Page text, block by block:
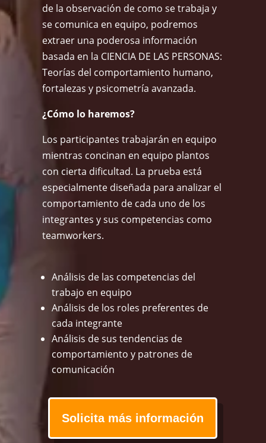
de la observación de como se trabaja y
se comunica en equipo, podremos
extraer una poderosa información
basada en la CIENCIA DE LAS PERSONAS:
Teorías del comportamiento humano,
fortalezas y psicometría avanzada.
¿Cómo lo haremos?
Los participantes trabajarán en equipo
mientras concinan en equipo plantos
con cierta dificultad. La prueba está
especialmente diseñada para analizar el
comportamiento de cada uno de los
integrantes y sus competencias como
teamworkers.
Análisis de las competencias del
trabajo en equipo
Análisis de los roles preferentes de
cada integrante
Análisis de sus tendencias de
comportamiento y patrones de
comunicación
Solicita más información